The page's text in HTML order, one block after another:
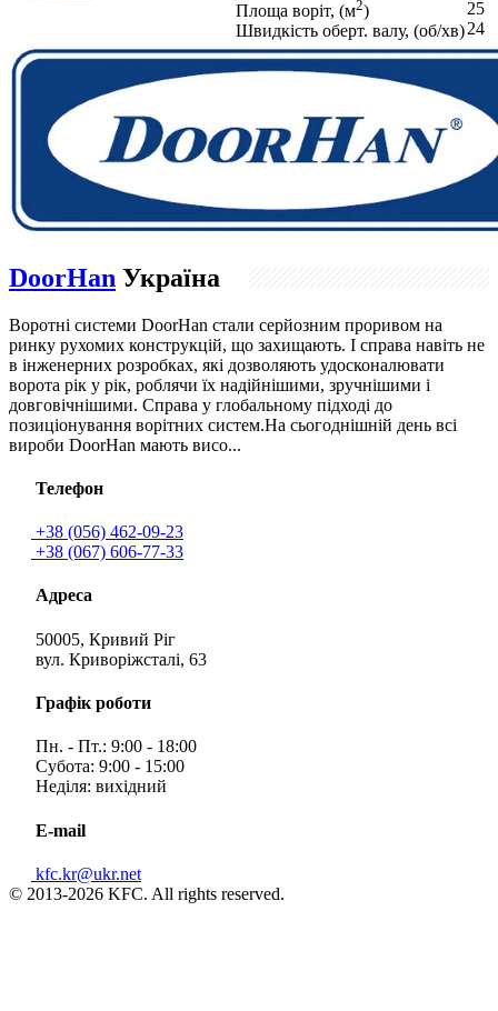
Площа воріт, (м2)
Швидкість оберт. валу, (об/хв)
25
24
DoorHan Україна
Воротні системи DoorHan стали серйозним проривом на
ринку рухомих конструкцій, що захищають. І справа навіть не
в інженерних розробках, які дозволяють удосконалювати
ворота рік у рік, роблячи їх надійнішими, зручнішими і
довговічнішими. Справа у глобальному підході до
позиціонування ворітних систем.На сьогоднішній день всі
вироби DoorHan мають висо...
Телефон
+38 (056) 462-09-23
+38 (067) 606-77-33
Адреса
50005, Кривий Ріг
вул. Криворіжсталі, 63
Графік роботи
Пн. - Пт.: 9:00 - 18:00
Субота: 9:00 - 15:00
Неділя: вихідний
E-mail
kfc.kr@ukr.net
© 2013-2026 KFC. All rights reserved.